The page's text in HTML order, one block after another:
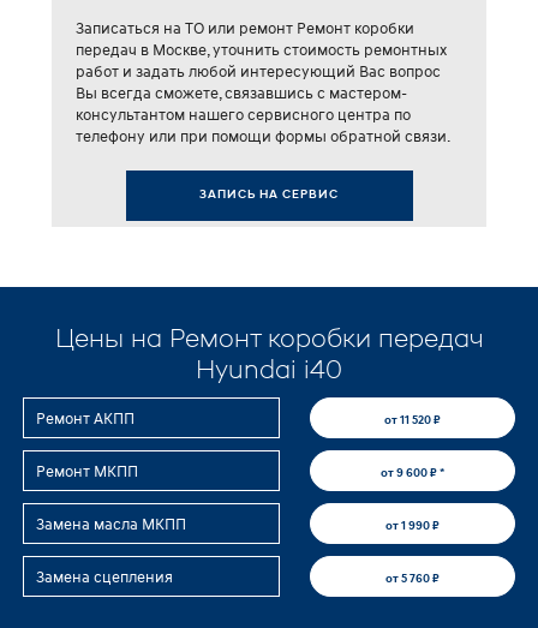
Записаться на ТО или ремонт Ремонт коробки
передач в Москве, уточнить стоимость ремонтных
работ и задать любой интересующий Вас вопрос
Вы всегда сможете, связавшись с мастером-
консультантом нашего сервисного центра по
телефону или при помощи формы обратной связи.
ЗАПИСЬ НА СЕРВИС
Цены на Ремонт коробки передач
Hyundai i40
Ремонт АКПП от 11 520 ₽
Ремонт МКПП от 9 600 ₽ *
Замена масла МКПП от 1 990 ₽
Замена сцепления от 5 760 ₽